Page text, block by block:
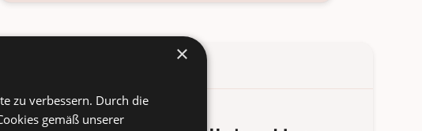
×
zu verbessern. Durch die
gemäß unserer